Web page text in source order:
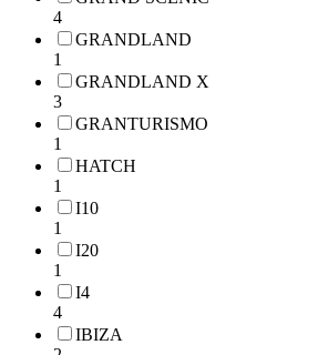
4
GRANDLAND
1
GRANDLAND X
3
GRANTURISMO
1
HATCH
1
I10
1
I20
1
I4
4
IBIZA